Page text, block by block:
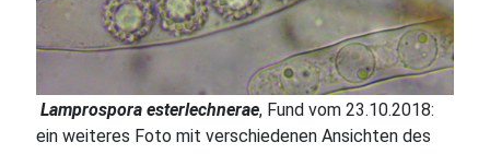
Lamprospora esterlechnerae, Fund vom 23.10.2018:
ein weiteres Foto mit verschiedenen Ansichten des